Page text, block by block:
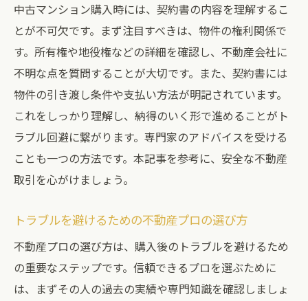
中古マンション購入時には、契約書の内容を理解するこ
とが不可欠です。まず注目すべきは、物件の権利関係で
す。所有権や地役権などの詳細を確認し、不動産会社に
不明な点を質問することが大切です。また、契約書には
物件の引き渡し条件や支払い方法が明記されています。
これをしっかり理解し、納得のいく形で進めることがト
ラブル回避に繋がります。専門家のアドバイスを受ける
ことも一つの方法です。本記事を参考に、安全な不動産
取引を心がけましょう。
トラブルを避けるための不動産プロの選び方
不動産プロの選び方は、購入後のトラブルを避けるため
の重要なステップです。信頼できるプロを選ぶために
は、まずその人の過去の実績や専門知識を確認しましょ